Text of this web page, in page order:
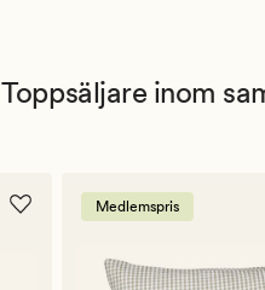
Toppsäljare inom
Medlemspris